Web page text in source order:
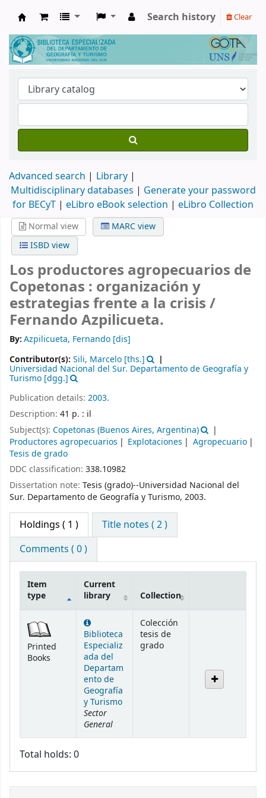
Biblioteca de Geografía y Turismo
Search history Clear
Advanced search
Library
Multidisciplinary databases | Generate your password
for BECyT | eLibro eBook selection | eLibro Collection
Normal view
MARC view
ISBD view
Los productores agropecuarios de
Copetonas : organización y
estrategias frente a la crisis /
Fernando Azpilicueta.
By:Azpilicueta, Fernando [dis]
Contributor(s): Sili, Marcelo [ths.]
Universidad Nacional del Sur. Departamento de Geografía y
Turismo [dgg.]
Publication details: 2003.
Description: 41 p. : il
Subject(s): Copetonas (Buenos Aires, Argentina)
Productores agropecuarios
Explotaciones
Agropecuario
Tesis de grado
DDC classification: 338.10982
Dissertation note: Tesis (grado)--Universidad Nacional del
Sur. Departamento de Geografía y Turismo, 2003.
Holdings ( 1 )
Title notes ( 2 )
Comments ( 0 )
Item
type
Current
library
Collection
Printed
Books
Biblioteca
Especializ
ada del
Departam
ento de
Geografía
y Turismo
Sector
General
Colección
tesis de
grado
Total holds: 0